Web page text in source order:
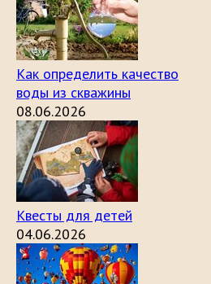
Как определить качество
воды из скважины
08.06.2026
Квесты для детей
04.06.2026